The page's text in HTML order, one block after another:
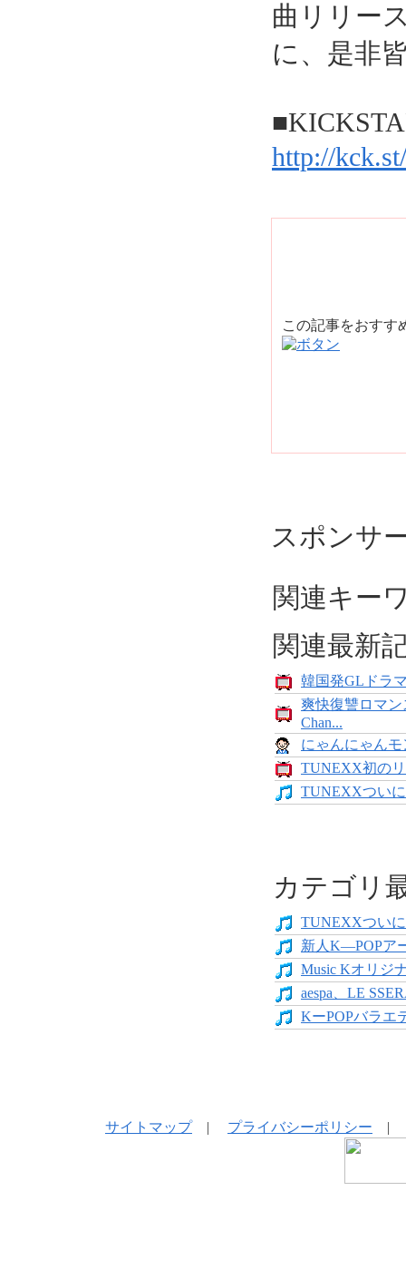
曲リリー
に、是非
http://
この記事をおす
スポンサ
関連キー
関連最新
韓国発GLドラ
爽快復讐ロマ
Chan...
にゃんにゃん
TUNEXX初の
TUNEXXつい
カテゴリ
TUNEXXつい
新人K―POPア
Music Kオリジ
aespa、LE
KーPOPバラエ
サイトマップ| プライバシーポリシー